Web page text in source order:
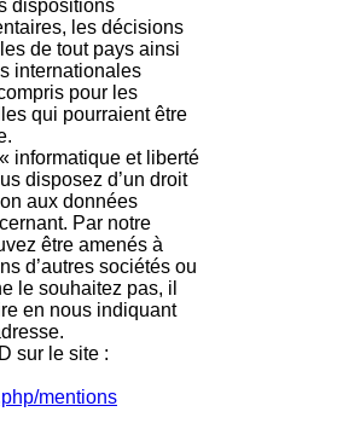
dispositions
les décisions
de tout pays ainsi
internationales
pour les
qui pourraient être
informatique et liberté
disposez d’un droit
aux données
Par notre
être amenés à
d’autres sociétés ou
le souhaitez pas, il
en nous indiquant
sur le site :
mentions